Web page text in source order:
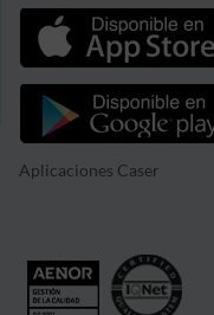
Aplicaciones Caser